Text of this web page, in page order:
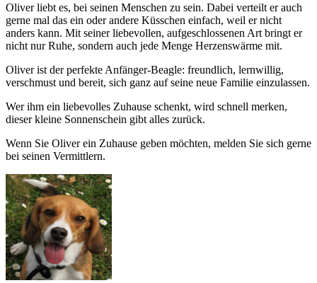
Oliver liebt es, bei seinen Menschen zu sein. Dabei verteilt er auch
gerne mal das ein oder andere Küsschen einfach, weil er nicht
anders kann. Mit seiner liebevollen, aufgeschlossenen Art bringt er
nicht nur Ruhe, sondern auch jede Menge Herzenswärme mit.
Oliver ist der perfekte Anfänger-Beagle: freundlich, lernwillig,
verschmust und bereit, sich ganz auf seine neue Familie einzulassen.
Wer ihm ein liebevolles Zuhause schenkt, wird schnell merken,
dieser kleine Sonnenschein gibt alles zurück.
Wenn Sie Oliver ein Zuhause geben möchten, melden Sie sich gerne
bei seinen Vermittlern.